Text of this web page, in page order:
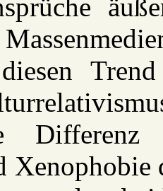
Xenophobie